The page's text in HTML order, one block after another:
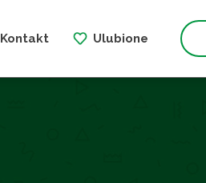
Kontakt Ulubione